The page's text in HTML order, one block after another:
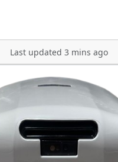
Last updated 3 mins ago